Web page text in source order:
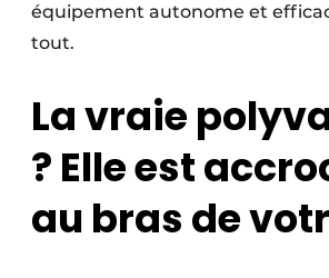
équipement autonome et
tout.
La vraie
? Elle est
au bras de